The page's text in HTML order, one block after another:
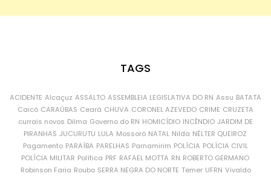
TAGS
ACIDENTE Alcaçuz ASSALTO ASSEMBLEIA LEGISLATIVA DO RN Assu BATATA
Caicó CARAÚBAS Ceará CHUVA CORONEL AZEVEDO CRIME CRUZETA
currais novos Dilma Governo do RN HOMICÍDIO INCÊNDIO JARDIM DE
PIRANHAS JUCURUTU LULA Mossoró NATAL Nilda NÉLTER QUEIROZ
Pagamento PARAÍBA PARELHAS Parnamirim POLÍCIA POLÍCIA CIVIL
POLÍCIA MILITAR Política PRF RAFAEL MOTTA RN ROBERTO GERMANO
Robinson Faria Roubo SERRA NEGRA DO NORTE Temer UFRN Vivaldo